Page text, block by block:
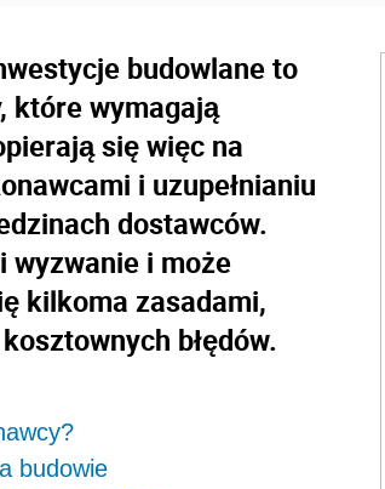
budowlane to
które wymagają
się więc na
i uzupełnianiu
dostawców.
wyzwanie i może
kilkoma zasadami,
błędów.
budowie